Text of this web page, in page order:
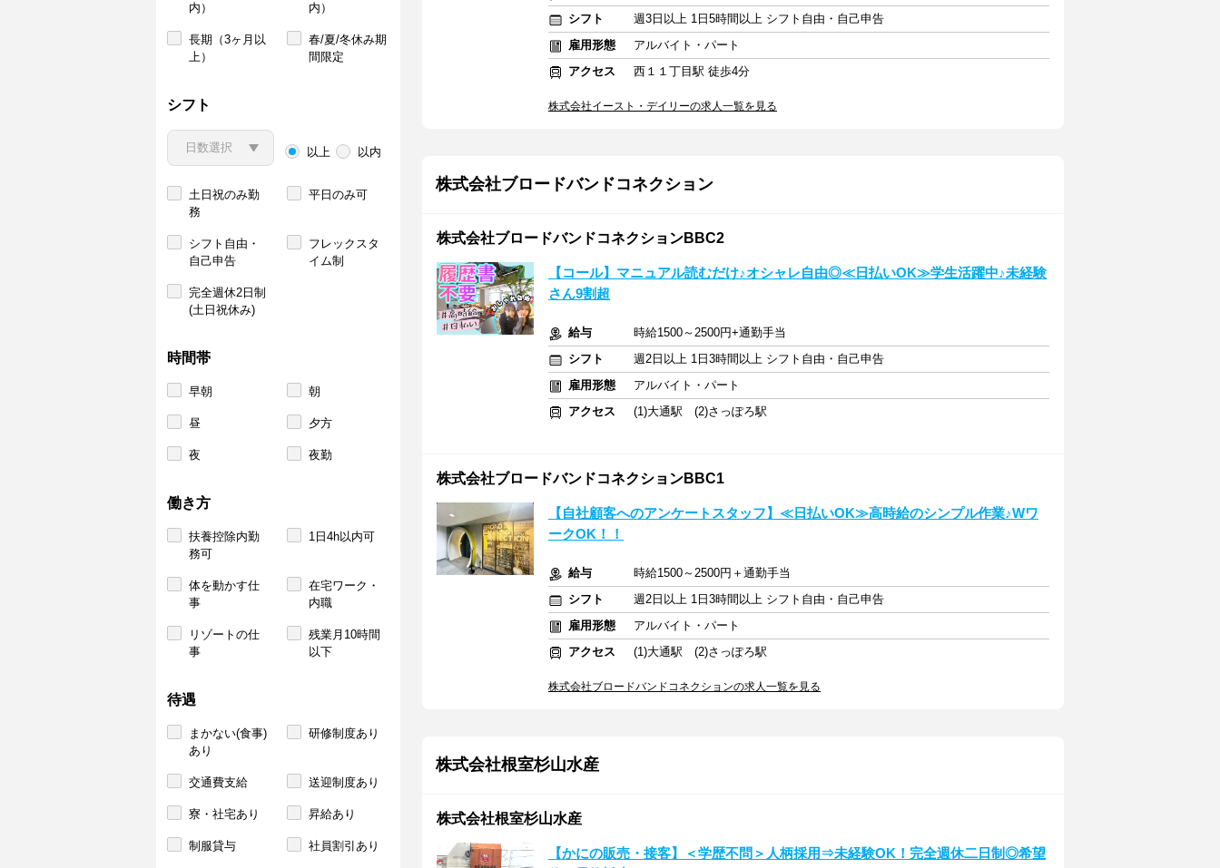
内）
内）
長期（3ヶ月以
上）
春/夏/冬休み期
間限定
シフト
以上 以内
土日祝のみ勤
務
平日のみ可
シフト自由・
自己申告
フレックスタ
イム制
完全週休2日制
(土日祝休み)
時間帯
早朝 朝
昼 夕方
夜 夜勤
働き方
扶養控除内勤
務可
1日4h以内可
体を動かす仕
事
在宅ワーク・
内職
リゾートの仕
事
残業月10時間
以下
待遇
まかない(食事)
あり
研修制度あり
交通費支給 送迎制度あり
寮・社宅あり 昇給あり
制服貸与 社員割引あり
シフト
週3日以上 1日5時間以上 シフト自由・自己申告
雇用形態
アルバイト・パート
アクセス
西１１丁目駅 徒歩4分
株式会社イースト・デイリーの求人一覧を見る
株式会社ブロードバンドコネクション
株式会社ブロードバンドコネクションBBC2
【コール】マニュアル読むだけ♪オシャレ自由◎≪日払いOK≫学生活躍中♪未経験
さん9割超
給与
時給1500～2500円+通勤手当
シフト
週2日以上 1日3時間以上 シフト自由・自己申告
雇用形態
アルバイト・パート
アクセス
(1)大通駅 (2)さっぽろ駅
株式会社ブロードバンドコネクションBBC1
【自社顧客へのアンケートスタッフ】≪日払いOK≫高時給のシンプル作業♪Wワ
ークOK！！
給与
時給1500～2500円＋通勤手当
シフト
週2日以上 1日3時間以上 シフト自由・自己申告
雇用形態
アルバイト・パート
アクセス
(1)大通駅 (2)さっぽろ駅
株式会社ブロードバンドコネクションの求人一覧を見る
株式会社根室杉山水産
株式会社根室杉山水産
【かにの販売・接客】＜学歴不問＞人柄採用⇒未経験OK！完全週休二日制◎希望